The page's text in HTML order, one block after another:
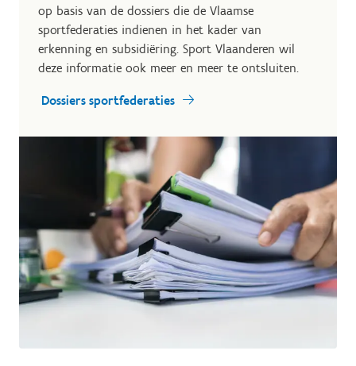
op basis van de dossiers die de Vlaamse
sportfederaties indienen in het kader van
erkenning en subsidiëring. Sport Vlaanderen wil
deze informatie ook meer en meer te ontsluiten.
Dossiers sportfederaties